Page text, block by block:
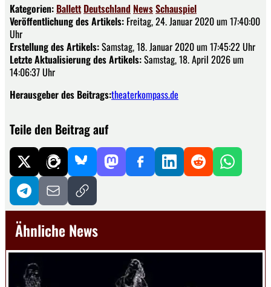
Kategorien: Ballett Deutschland NewsSchauspiel
Veröffentlichung des Artikels: Freitag, 24. Januar 2020 um 17:40:00
Uhr
Erstellung des Artikels:Samstag, 18. Januar 2020 um 17:45:22 Uhr
Letzte Aktualisierung des Artikels:Samstag, 18. April 2026 um
14:06:37 Uhr
Herausgeber des Beitrags:theaterkompass.de
Teile den Beitrag auf
Ähnliche News